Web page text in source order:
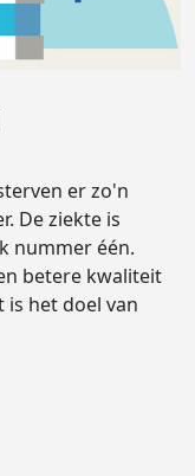
er zo'n
De ziekte is
nummer één.
betere kwaliteit
is het doel van